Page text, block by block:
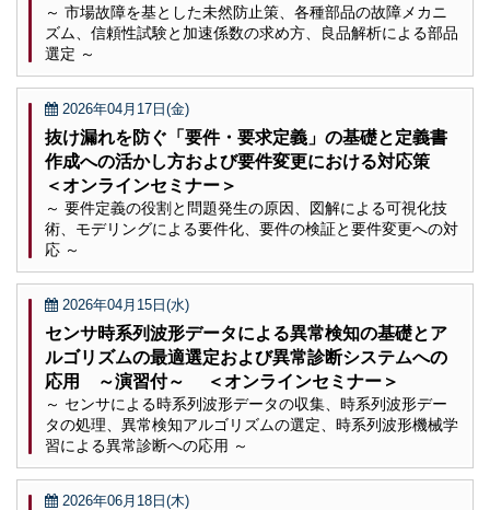
～ 市場故障を基とした未然防止策、各種部品の故障メカニ
ズム、信頼性試験と加速係数の求め方、良品解析による部品
選定 ～
2026年04月17日(金)
抜け漏れを防ぐ「要件・要求定義」の基礎と定義書
作成への活かし方および要件変更における対応策
＜オンラインセミナー＞
～ 要件定義の役割と問題発生の原因、図解による可視化技
術、モデリングによる要件化、要件の検証と要件変更への対
応 ～
2026年04月15日(水)
センサ時系列波形データによる異常検知の基礎とア
ルゴリズムの最適選定および異常診断システムへの
応用 ～演習付～ ＜オンラインセミナー＞
～ センサによる時系列波形データの収集、時系列波形デー
タの処理、異常検知アルゴリズムの選定、時系列波形機械学
習による異常診断への応用 ～
2026年06月18日(木)